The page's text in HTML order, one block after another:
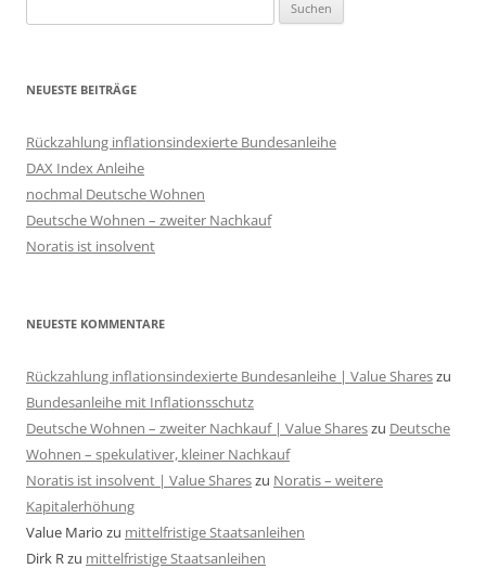
nach:
NEUESTE BEITRÄGE
Rückzahlung inflationsindexierte Bundesanleihe
DAX Index Anleihe
nochmal Deutsche Wohnen
Deutsche Wohnen – zweiter Nachkauf
Noratis ist insolvent
NEUESTE KOMMENTARE
Rückzahlung inflationsindexierte Bundesanleihe | Value Shareszu
Bundesanleihe mit Inflationsschutz
Deutsche Wohnen – zweiter Nachkauf | Value Shareszu Deutsche
Wohnen – spekulativer, kleiner Nachkauf
Noratis ist insolvent | Value Shareszu Noratis – weitere
Kapitalerhöhung
Value Mario zu mittelfristige Staatsanleihen
Dirk Rzu mittelfristige Staatsanleihen